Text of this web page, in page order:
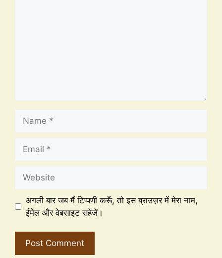
अगली बार जब मैं टिप्पणी करूँ, तो इस ब्राउज़र में मेरा नाम,
ईमेल और वेबसाइट सहेजें।